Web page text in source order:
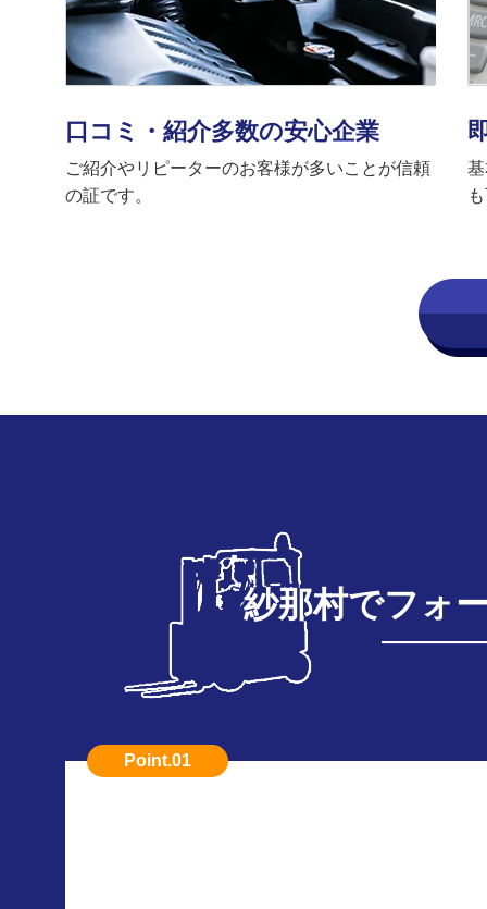
口コミ・紹介多数の安心企業
ご紹介やリピーターのお客様が多いことが信頼
の証です。
紗那村でフォ